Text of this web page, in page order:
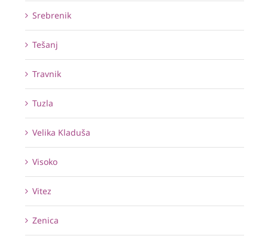
Srebrenik
Tešanj
Travnik
Tuzla
Velika Kladuša
Visoko
Vitez
Zenica